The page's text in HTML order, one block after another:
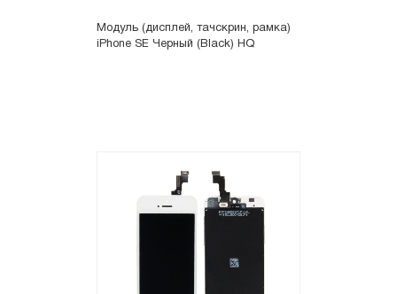
Модуль (дисплей, тачскрин, рамка)
iPhone SE Черный (Black) HQ